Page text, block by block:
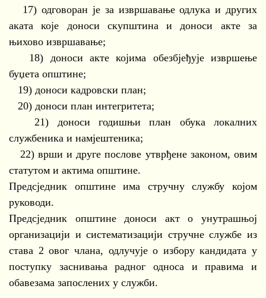
17) одговоран је за извршавање одлука и других
аката које доноси скупштина и доноси акте за
њихово извршавање;
18) доноси акте којима обезбјеђује извршење
буџета општине;
19) доноси кадровски план;
20) доноси план интегритета;
21) доноси годишњи план обука локалних
службеника и намјештеника;
22) врши и друге послове утврђене законом, овим
статутом и актима општине.
Предсједник општине има стручну службу којом
руководи.
Предсједник општине доноси акт о унутрашњој
организацији и систематизацији стручне службе из
става 2 овог члана, одлучује о избору кандидата у
поступку заснивања радног односа и правима и
обавезама запослених у служби.